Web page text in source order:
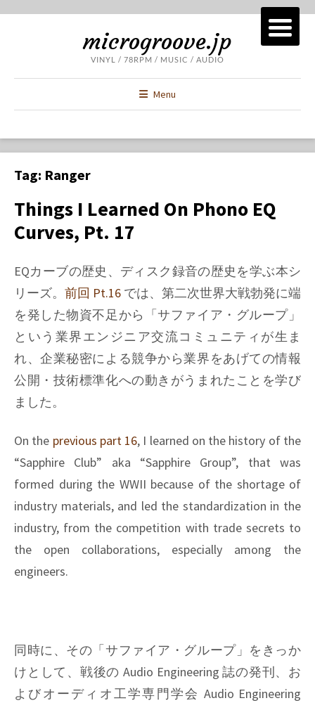
microgroove.jp
VINYL / 78RPM / MUSIC / AUDIO
Menu
Tag: Ranger
Things I Learned On Phono EQ
Curves, Pt. 17
EQカーブの歴史、ディスク録音の歴史を学ぶ本シ
リーズ。 前回 Pt.16 では、第二次世界大戦勃発に端
を発した物資不足から「サファイア・グループ」
という業界エンジニア交流コミュニティが生ま
れ、企業秘密による競争から業界をあげての情報
公開・技術標準化への動きがうまれたことを学び
ました。
On the previous part 16, I learned on the history of the
“Sapphire Club” aka “Sapphire Group”, that was
formed during the WWII because of the shortage of
industry materials, and led the standardization in the
industry, from the competition with trade secrets to
the open collaborations, especially among the
engineers.
同時に、その「サファイア・グループ」をきっか
けとして、戦後の Audio Engineering 誌の発刊、お
よびオーディオ工学専門学会 Audio Engineering